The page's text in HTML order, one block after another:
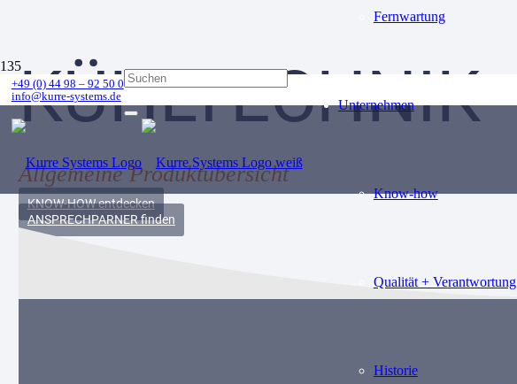
+49 (0) 44 98 – 92 50 0
info@kurre-systems.de
Fernwartung
Unternehmen
Know-how
Qualität + Verantwortung
Historie
KÜHLTECHNIK
Allgemeine Produktübersicht
KNOW-HOW entdecken
ANSPRECHPARNER finden